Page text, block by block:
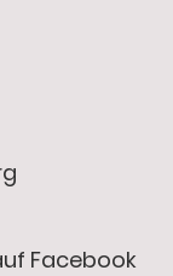
Facebook